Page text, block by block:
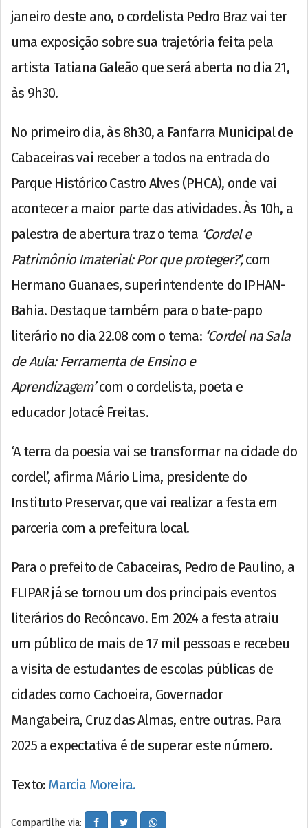
janeiro deste ano, o cordelista Pedro Braz vai ter
uma exposição sobre sua trajetória feita pela
artista Tatiana Galeão que será aberta no dia 21,
às 9h30.
No primeiro dia, às 8h30, a Fanfarra Municipal de
Cabaceiras vai receber a todos na entrada do
Parque Histórico Castro Alves (PHCA), onde vai
acontecer a maior parte das atividades. Às 10h, a
palestra de abertura traz o tema ‘Cordel e
Patrimônio Imaterial: Por que proteger?’,com
Hermano Guanaes, superintendente do IPHAN-
Bahia. Destaque também para o bate-papo
literário no dia 22.08 com o tema: ‘Cordel na Sala
de Aula: Ferramenta de Ensino e
Aprendizagem’com o cordelista, poeta e
educador Jotacê Freitas.
‘A terra da poesia vai se transformar na cidade do
cordel’, afirma Mário Lima, presidente do
Instituto Preservar, que vai realizar a festa em
parceria com a prefeitura local.
Para o prefeito de Cabaceiras, Pedro de Paulino, a
FLIPAR já se tornou um dos principais eventos
literários do Recôncavo. Em 2024 a festa atraiu
um público de mais de 17 mil pessoas e recebeu
a visita de estudantes de escolas públicas de
cidades como Cachoeira, Governador
Mangabeira, Cruz das Almas, entre outras. Para
2025 a expectativa é de superar este número.
Texto: Marcia Moreira.
Compartilhe via: